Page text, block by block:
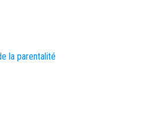
la parentalité